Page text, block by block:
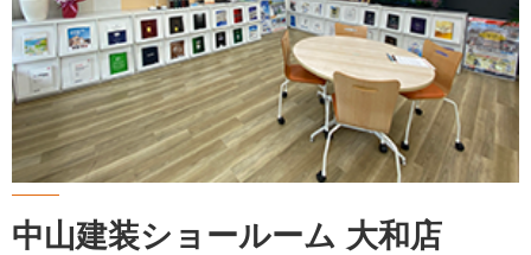
中山建装ショールーム 大和店